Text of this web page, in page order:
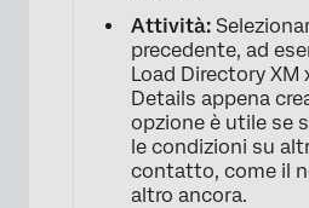
Attività:
precedente, ad
Load Directory
Details appena
opzione è utile se
le condizioni su
contatto, come il
altro ancora.